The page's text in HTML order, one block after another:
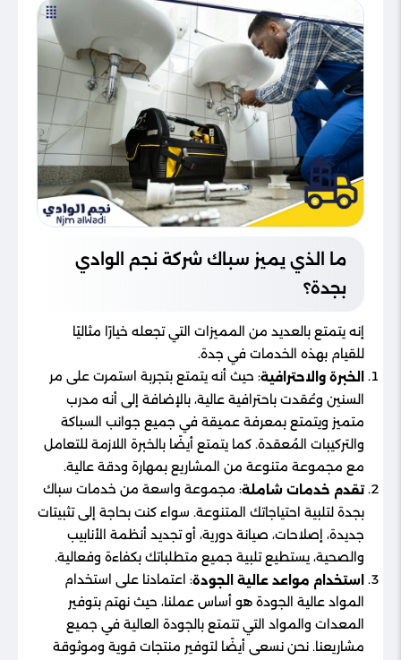
ما الذي يميز سباك شركة نجم الوادي
بجدة؟
إنه يتمتع بالعديد من المميزات التي تجعله خيارًا مثاليًا
للقيام بهذه الخدمات في جدة.
الخبرة والاحترافية: حيث أنه يتمتع بتجربة استمرت على مر
السنين وعُقدت باحترافية عالية، بالإضافة إلى أنه مدرب
متميز ويتمتع بمعرفة عميقة في جميع جوانب السباكة
والتركيبات المُعقدة. كما يتمتع أيضًا بالخبرة اللازمة للتعامل
مع مجموعة متنوعة من المشاريع بمهارة ودقة عالية.
تقدم خدمات شاملة: مجموعة واسعة من خدمات سباك
بجدة لتلبية احتياجاتك المتنوعة. سواء كنت بحاجة إلى تثبيتات
جديدة، إصلاحات، صيانة دورية، أو تجديد أنظمة الأنابيب
والصحية، يستطيع تلبية جميع متطلباتك بكفاءة وفعالية.
استخدام مواعد عالية الجودة: اعتمادنا على استخدام
المواد عالية الجودة هو أساس عملنا، حيث نهتم بتوفير
المعدات والمواد التي تتمتع بالجودة العالية في جميع
مشاريعنا. نحن نسعى أيضًا لتوفير منتجات قوية وموثوقة